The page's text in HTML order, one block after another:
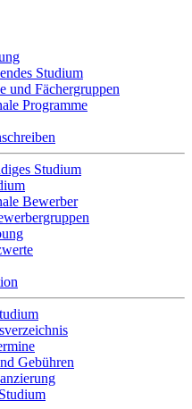
Studium
und Fächergruppen
Programme
Studium
Bewerber
Gebühren